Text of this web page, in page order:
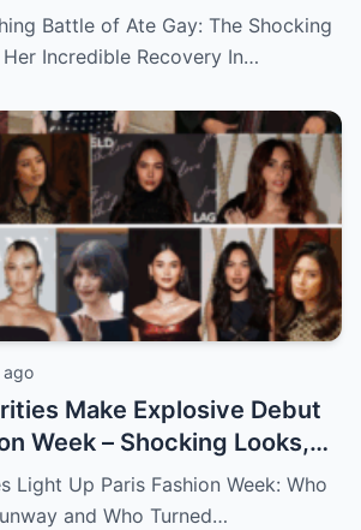
Recovery That Will Leave
Battle of Ate Gay: The Shocking
Incredible Recovery In…
ago
Make Explosive Debut
Week – Shocking Looks,
and What You Didn’t
Scenes!
Light Up Paris Fashion Week: Who
and Who Turned…